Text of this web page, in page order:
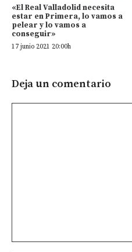
«El Real Valladolid necesita
estar en Primera, lo vamos a
pelear y lo vamos a
conseguir»
17 junio 2021 20:00h
Deja un comentario